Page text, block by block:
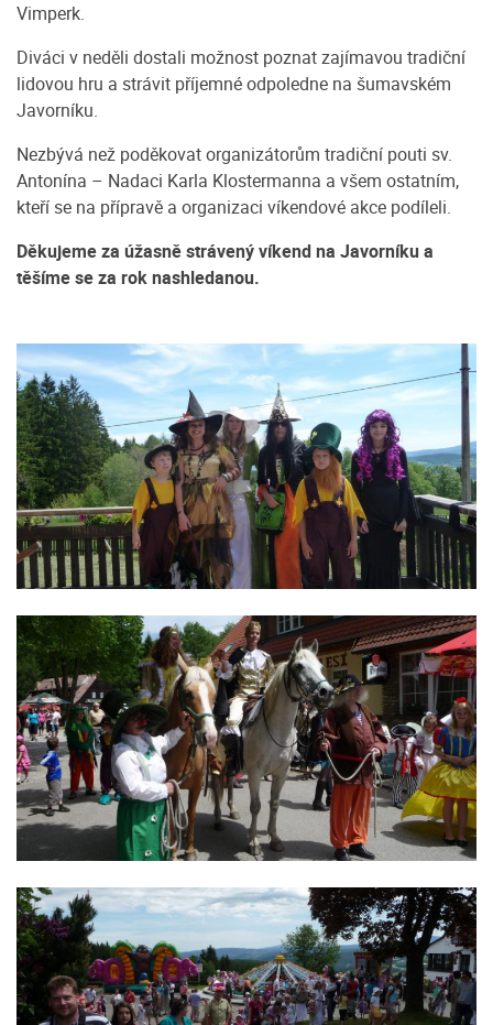
Vimperk.
Diváci v neděli dostali možnost poznat zajímavou tradiční
lidovou hru a strávit příjemné odpoledne na šumavském
Javorníku.
Nezbývá než poděkovat organizátorům tradiční pouti sv.
Antonína – Nadaci Karla Klostermanna a všem ostatním,
kteří se na přípravě a organizaci víkendové akce podíleli.
Děkujeme za úžasně strávený víkend na Javorníku a
těšíme se za rok nashledanou.